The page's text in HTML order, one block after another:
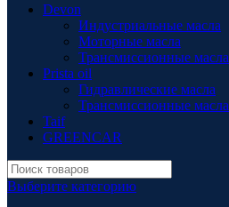
Devon
Индустриальные масла
Моторные масла
Трансмиссионные масла
Prista oil
Гидравлические масла
Трансмиссионные масла
Taif
GREENCAR
Выберите категорию